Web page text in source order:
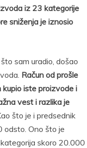
iz 23 kategorije
sniženja je iznosio
sam uradio, došao
Račun od prošle
kupio iste proizvode i
vest i razlika je
što je i predsednik
odsto. Ono što je
skoro 20.000